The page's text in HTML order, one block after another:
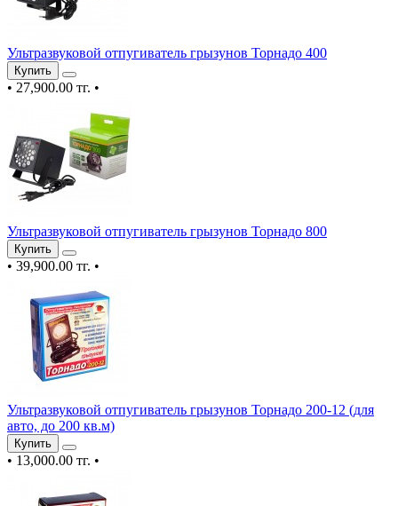
Ультразвуковой отпугиватель грызунов Торнадо 400
Купить
• 27,900.00 тг. •
Ультразвуковой отпугиватель грызунов Торнадо 800
Купить
• 39,900.00 тг. •
Ультразвуковой отпугиватель грызунов Торнадо 200-12 (для
авто, до 200 кв.м)
Купить
• 13,000.00 тг. •